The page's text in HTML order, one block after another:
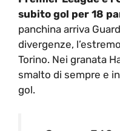
subito gol per 18
panchina arriva
divergenze,
Torino. Nei granata
smalto di sempre e
gol.